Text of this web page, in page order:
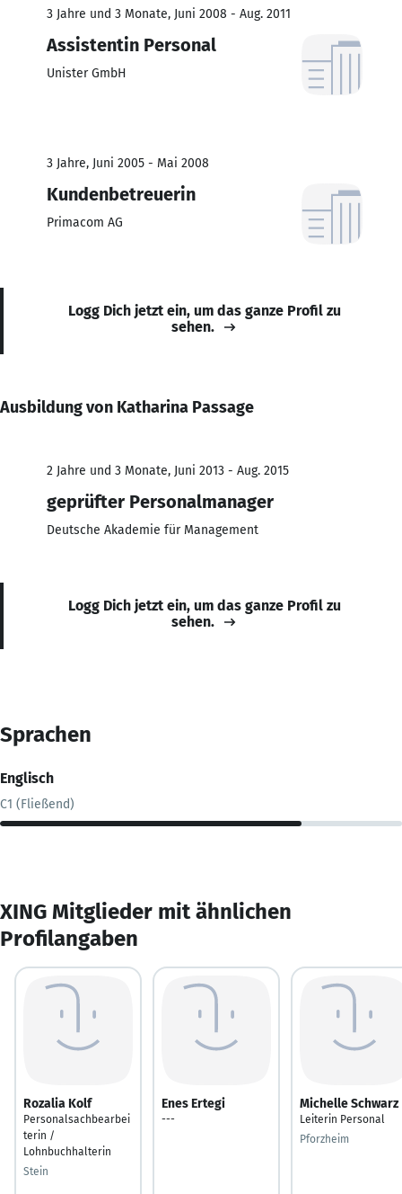
3 Jahre und 3 Monate, Juni 2008 - Aug. 2011
Assistentin Personal
Unister GmbH
3 Jahre, Juni 2005 - Mai 2008
Kundenbetreuerin
Primacom AG
Logg Dich jetzt ein, um das ganze Profil zu
sehen.
Ausbildung von Katharina Passage
2 Jahre und 3 Monate, Juni 2013 - Aug. 2015
geprüfter Personalmanager
Deutsche Akademie für Management
Logg Dich jetzt ein, um das ganze Profil zu
sehen.
Sprachen
Englisch
C1 (Fließend)
XING Mitglieder mit ähnlichen
Profilangaben
Rozalia Kolf
Personalsachbearbei
terin /
Lohnbuchhalterin
Stein
Enes Ertegi
---
Michelle Schwarz
Leiterin Personal
Pforzheim